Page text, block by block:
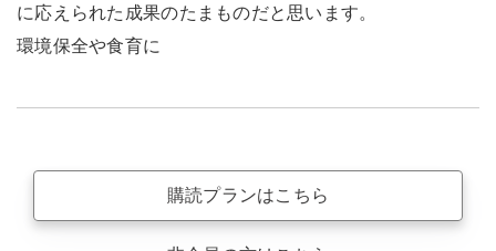
に応えられた成果のたまものだと思います。
環境保全や食育に
購読プランはこちら